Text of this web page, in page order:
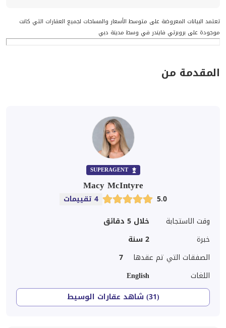
تعتمد البيانات المعروضة على متوسط الأسعار والمساحات لجميع العقارات التي كانت
موجودة على بروبرتي فايندر في وسط مدينة دبي
المقدمة من
SUPERAGENT
Macy McIntyre
5.0
4 تقييمات
وقت الاستجابة
خلال 5 دقائق
خبرة
2 سنة
الصفقات التي تم عقدها
7
اللغات
English
(31) شاهد عقارات الوسيط